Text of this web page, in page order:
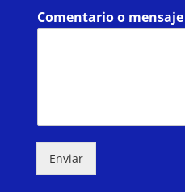
Comentario o mensaje
Enviar